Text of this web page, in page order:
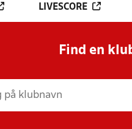
LIVESCORE
Find en